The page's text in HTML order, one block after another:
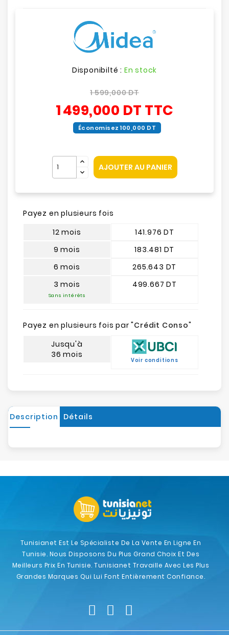
Disponibilté : En stock
1 599,000 DT
1 499,000 DT TTC
Économisez 100,000 DT
AJOUTER AU PANIER
Payez en plusieurs fois
12 mois
9 mois
6 mois
3 mois
Sans intérêts
141.976 DT
183.481 DT
265.643 DT
499.667 DT
Payez en plusieurs fois par "Crédit Conso"
Jusqu'à
36 mois
Voir conditions
Description Détails
Tunisianet Est Le Spécialiste De La Vente En Ligne En
Tunisie. Nous Disposons Du Plus Grand Choix Et Des
Meilleurs Prix En Tunisie. Tunisianet Travaille Avec Les Plus
Grandes Marques Qui Lui Font Entièrement Confiance.